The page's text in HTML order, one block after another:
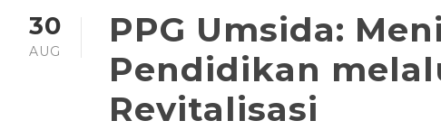
30
AUG
PPG Umsida:
Pendidikan
Revitalisasi